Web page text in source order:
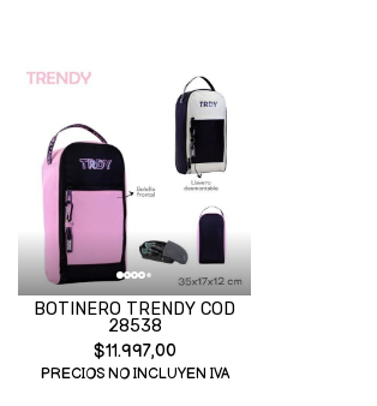
BOTINERO TRENDY COD
28538
$11.997,00
PRECIOS NO INCLUYEN IVA